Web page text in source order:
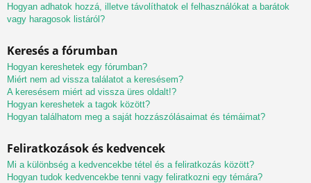
Hogyan adhatok hozzá, illetve távolíthatok el felhasználókat a barátok
vagy haragosok listáról?
Keresés a fórumban
Hogyan kereshetek egy fórumban?
Miért nem ad vissza találatot a keresésem?
A keresésem miért ad vissza üres oldalt!?
Hogyan kereshetek a tagok között?
Hogyan találhatom meg a saját hozzászólásaimat és témáimat?
Feliratkozások és kedvencek
Mi a különbség a kedvencekbe tétel és a feliratkozás között?
Hogyan tudok kedvencekbe tenni vagy feliratkozni egy témára?